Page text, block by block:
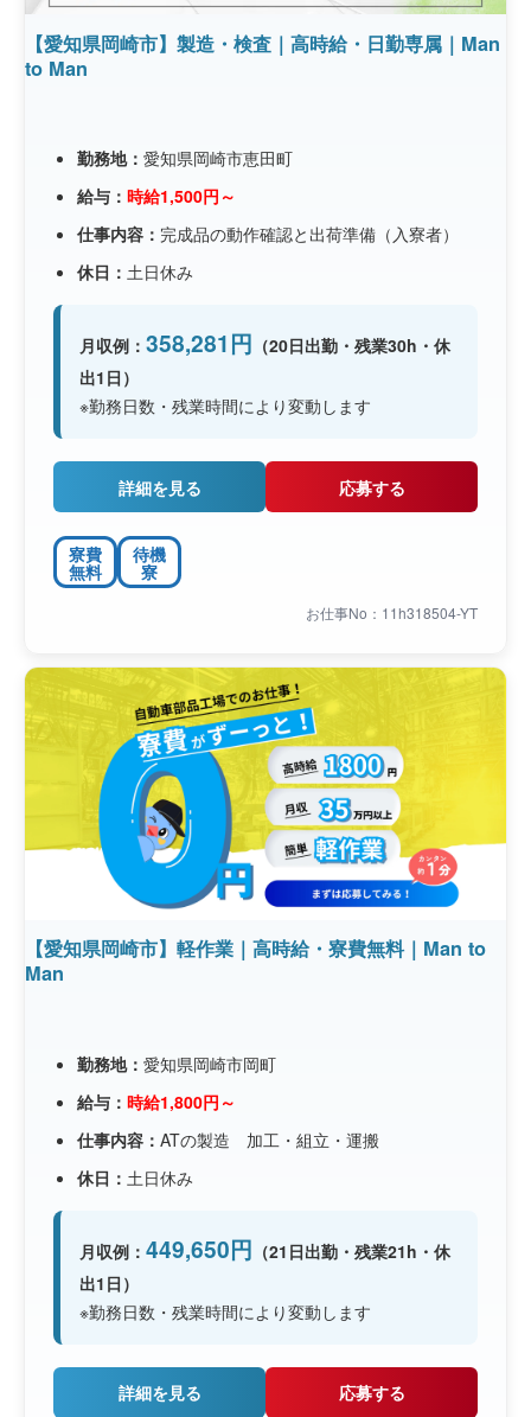
【愛知県岡崎市】製造・検査｜高時給・日勤専属｜Man
to Man
勤務地： 愛知県岡崎市恵田町
給与： 時給1,500円～
仕事内容： 完成品の動作確認と出荷準備（入寮者）
休日： 土日休み
月収例： 358,281円 （20日出勤・残業30h・休
出1日）
※勤務日数・残業時間により変動します
詳細を見る 応募する
寮費
無料
待機
寮
お仕事No：11h318504-YT
【愛知県岡崎市】軽作業｜高時給・寮費無料｜Man to
Man
勤務地： 愛知県岡崎市岡町
給与： 時給1,800円～
仕事内容： ATの製造 加工・組立・運搬
休日： 土日休み
月収例： 449,650円 （21日出勤・残業21h・休
出1日）
※勤務日数・残業時間により変動します
詳細を見る 応募する